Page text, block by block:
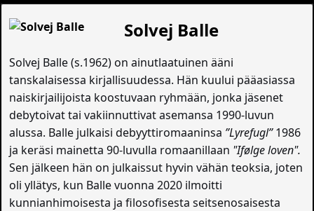
Solvej Balle
Solvej Balle (s.1962) on ainutlaatuinen ääni
tanskalaisessa kirjallisuudessa. Hän kuului pääasiassa
naiskirjailijoista koostuvaan ryhmään, jonka jäsenet
debytoivat tai vakiinnuttivat asemansa 1990-luvun
alussa. Balle julkaisi debyyttiromaaninsa ”Lyrefugl”1986
ja keräsi mainetta 90-luvulla romaanillaan "Ifølge loven".
Sen jälkeen hän on julkaissut hyvin vähän teoksia, joten
oli yllätys, kun Balle vuonna 2020 ilmoitti
kunnianhimoisesta ja filosofisesta seitsenosaisesta